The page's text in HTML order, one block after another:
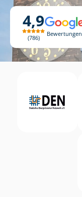
4,9
786
Bewertungen